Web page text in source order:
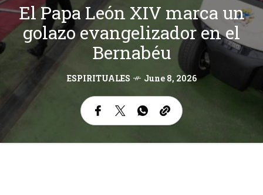
El Papa León XIV marca un
golazo evangelizador en el
Bernabéu
ESPIRITUALES June 8, 2026